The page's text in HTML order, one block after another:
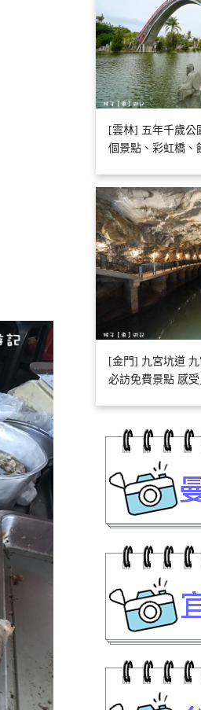
[雲林] 五年千歲公
個景點、彩虹橋、
[金門] 九宮坑道
必訪免費景點 感